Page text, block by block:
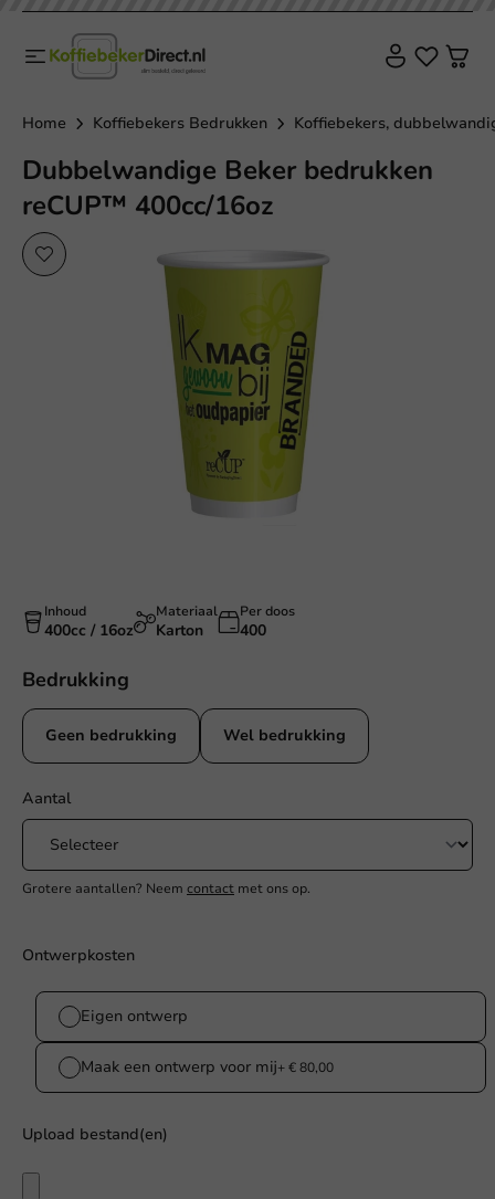
Home Koffiebekers Bedrukken Koffiebekers,
Dubbelwandige Beker bedrukken
reCUP™ 400cc/16oz
Inhoud
400cc / 16oz
Materiaal
Karton
Per doos
400
Bedrukking
Geen bedrukking Wel bedrukking
Aantal
Grotere aantallen? Neem contact met ons op.
Ontwerpkosten
Eigen ontwerp
Maak een ontwerp voor mij+ € 80,00
Upload bestand(en)